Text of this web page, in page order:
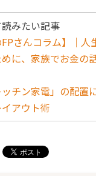
みたい記事
FPさんコラム】｜
に、家族でお金の
チン家電」の配置
アウト術